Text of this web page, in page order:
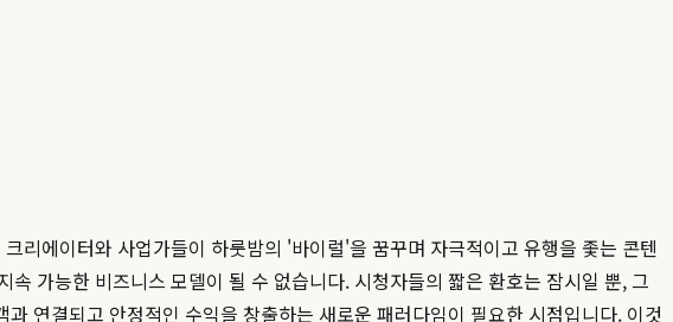
리에이터와 사업가들이 하룻밤의 '바이럴'을 꿈꾸며 자극적이고 유행을 좇는 콘텐
가능한 비즈니스 모델이 될 수 없습니다. 시청자들의 짧은 환호는 잠시일 뿐, 그
연결되고 안정적인 수익을 창출하는 새로운 패러다임이 필요한 시점입니다. 이것